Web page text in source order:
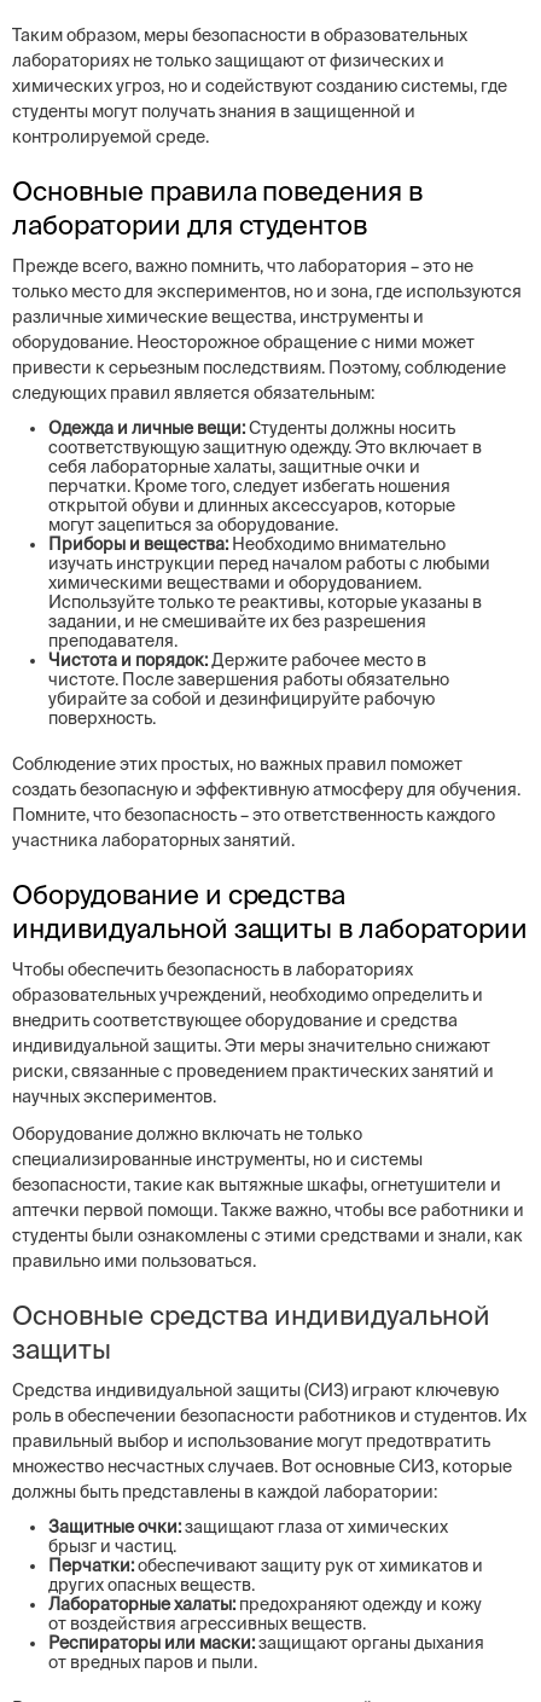
Таким образом, меры безопасности в образовательных
лабораториях не только защищают от физических и
химических угроз, но и содействуют созданию системы, где
студенты могут получать знания в защищенной и
контролируемой среде.
Основные правила поведения в
лаборатории для студентов
Прежде всего, важно помнить, что лаборатория – это не
только место для экспериментов, но и зона, где используются
различные химические вещества, инструменты и
оборудование. Неосторожное обращение с ними может
привести к серьезным последствиям. Поэтому, соблюдение
следующих правил является обязательным:
Одежда и личные вещи:Студенты должны носить
соответствующую защитную одежду. Это включает в
себя лабораторные халаты, защитные очки и
перчатки. Кроме того, следует избегать ношения
открытой обуви и длинных аксессуаров, которые
могут зацепиться за оборудование.
Приборы и вещества: Необходимо внимательно
изучать инструкции перед началом работы с любыми
химическими веществами и оборудованием.
Используйте только те реактивы, которые указаны в
задании, и не смешивайте их без разрешения
преподавателя.
Чистота и порядок:Держите рабочее место в
чистоте. После завершения работы обязательно
убирайте за собой и дезинфицируйте рабочую
поверхность.
Соблюдение этих простых, но важных правил поможет
создать безопасную и эффективную атмосферу для обучения.
Помните, что безопасность – это ответственность каждого
участника лабораторных занятий.
Оборудование и средства
индивидуальной защиты в лаборатории
Чтобы обеспечить безопасность в лабораториях
образовательных учреждений, необходимо определить и
внедрить соответствующее оборудование и средства
индивидуальной защиты. Эти меры значительно снижают
риски, связанные с проведением практических занятий и
научных экспериментов.
Оборудование должно включать не только
специализированные инструменты, но и системы
безопасности, такие как вытяжные шкафы, огнетушители и
аптечки первой помощи. Также важно, чтобы все работники и
студенты были ознакомлены с этими средствами и знали, как
правильно ими пользоваться.
Основные средства индивидуальной
защиты
Средства индивидуальной защиты (СИЗ) играют ключевую
роль в обеспечении безопасности работников и студентов. Их
правильный выбор и использование могут предотвратить
множество несчастных случаев. Вот основные СИЗ, которые
должны быть представлены в каждой лаборатории:
Защитные очки:защищают глаза от химических
брызг и частиц.
Перчатки:обеспечивают защиту рук от химикатов и
других опасных веществ.
Лабораторные халаты: предохраняют одежду и кожу
от воздействия агрессивных веществ.
Респираторы или маски:защищают органы дыхания
от вредных паров и пыли.